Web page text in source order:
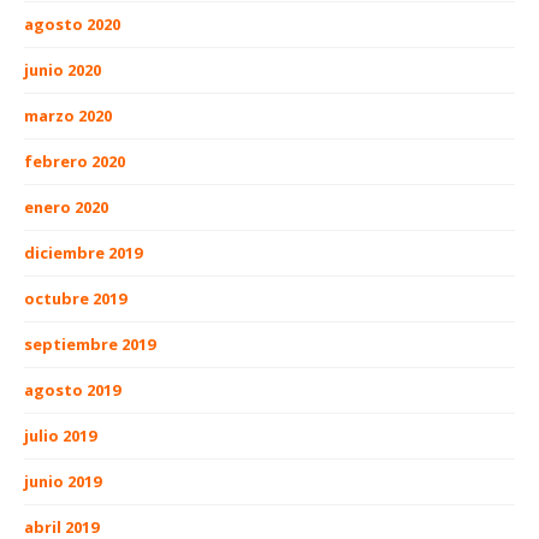
agosto 2020
junio 2020
marzo 2020
febrero 2020
enero 2020
diciembre 2019
octubre 2019
septiembre 2019
agosto 2019
julio 2019
junio 2019
abril 2019